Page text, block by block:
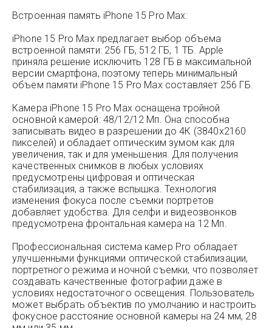
Встроенная память iPhone 15 Pro Max:
iPhone 15 Pro Max предлагает выбор объема
встроенной памяти: 256 ГБ, 512 ГБ, 1 ТБ. Apple
приняла решение исключить 128 ГБ в максимальной
версии смартфона, поэтому теперь минимальный
объем памяти iPhone 15 Pro Max составляет 256 ГБ.
Камера iPhone 15 Pro Max оснащена тройной
основной камерой: 48/12/12 Мп. Она способна
записывать видео в разрешении до 4К (3840x2160
пикселей) и обладает оптическим зумом как для
увеличения, так и для уменьшения. Для получения
качественных снимков в любых условиях
предусмотрены цифровая и оптическая
стабилизация, а также вспышка. Технология
изменения фокуса после съемки портретов
добавляет удобства. Для селфи и видеозвонков
предусмотрена фронтальная камера на 12 Мп.
Профессиональная система камер Pro обладает
улучшенными функциями оптической стабилизации,
портретного режима и ночной съемки, что позволяет
создавать качественные фотографии даже в
условиях недостаточного освещения. Пользователь
может выбрать объектив по умолчанию и настроить
фокусное расстояние основной камеры на 24 мм, 28